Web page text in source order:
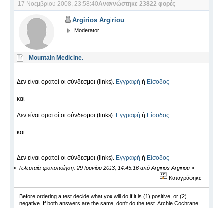
17 Νοεμβρίου 2008, 23:58:40Αναγνώστηκε 23822 φορές
Argirios Argiriou
Moderator
Mountain Medicine.
Δεν είναι ορατοί οι σύνδεσμοι (links). Εγγραφή ή Είσοδος
και
Δεν είναι ορατοί οι σύνδεσμοι (links). Εγγραφή ή Είσοδος
και
Δεν είναι ορατοί οι σύνδεσμοι (links). Εγγραφή ή Είσοδος
« Τελευταία τροποποίηση: 29 Ιουνίου 2013, 14:45:16 από Argirios Argiriou »
Καταγράφηκε
Before ordering a test decide what you will do if it is (1) positive, or (2)
negative. If both answers are the same, don't do the test. Archie Cochrane.